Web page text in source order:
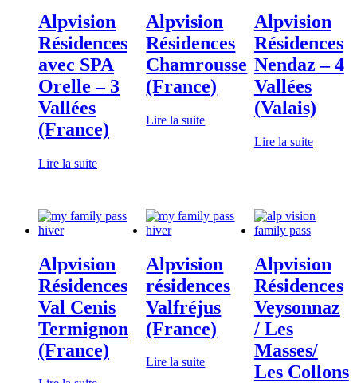
Alpvision
Résidences
avec SPA
Orelle – 3
Vallées
(France)
Lire la suite
Alpvision
Résidences
Chamrousse
(France)
Lire la suite
Alpvision
Résidences
Nendaz – 4
Vallées
(Valais)
Lire la suite
Alpvision
Résidences
Val Cenis
Termignon
(France)
Alpvision
résidences
Valfréjus
(France)
Lire la suite
Alpvision
Résidences
Veysonnaz
/ Les
Masses/
Les Collons